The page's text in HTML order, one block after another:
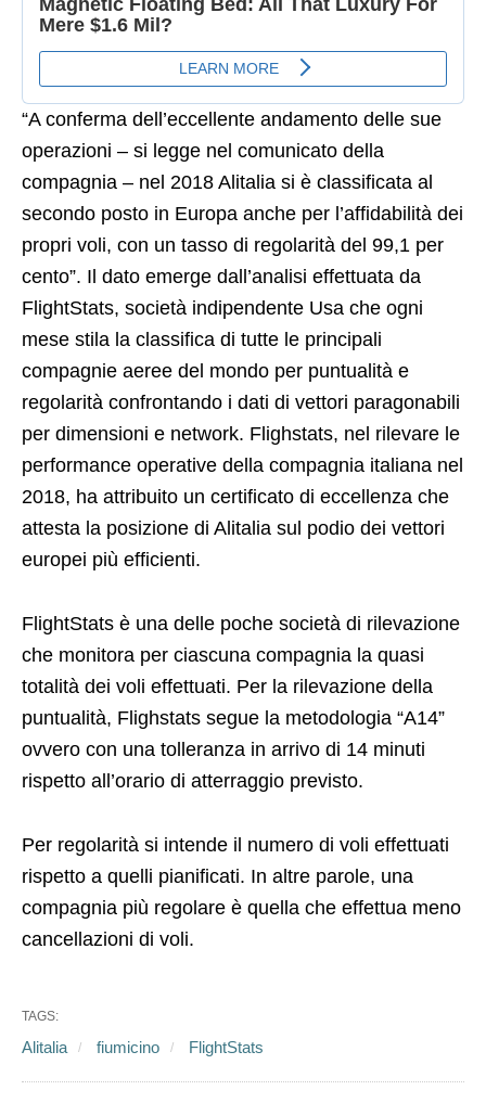
“A conferma dell’eccellente andamento delle sue
operazioni – si legge nel comunicato della
compagnia – nel 2018 Alitalia si è classificata al
secondo posto in Europa anche per l’affidabilità dei
propri voli, con un tasso di regolarità del 99,1 per
cento”. Il dato emerge dall’analisi effettuata da
FlightStats, società indipendente Usa che ogni
mese stila la classifica di tutte le principali
compagnie aeree del mondo per puntualità e
regolarità confrontando i dati di vettori paragonabili
per dimensioni e network. Flighstats, nel rilevare le
performance operative della compagnia italiana nel
2018, ha attribuito un certificato di eccellenza che
attesta la posizione di Alitalia sul podio dei vettori
europei più efficienti.
FlightStats è una delle poche società di rilevazione
che monitora per ciascuna compagnia la quasi
totalità dei voli effettuati. Per la rilevazione della
puntualità, Flighstats segue la metodologia “A14”
ovvero con una tolleranza in arrivo di 14 minuti
rispetto all’orario di atterraggio previsto.
Per regolarità si intende il numero di voli effettuati
rispetto a quelli pianificati. In altre parole, una
compagnia più regolare è quella che effettua meno
cancellazioni di voli.
TAGS:
Alitalia fiumicino FlightStats